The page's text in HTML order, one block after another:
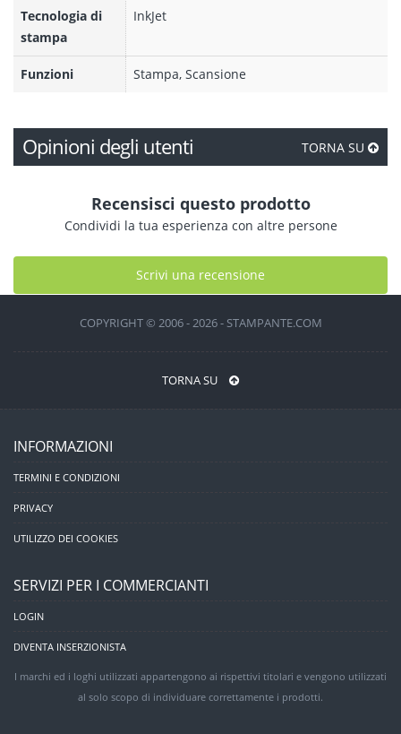
Tecnologia di
stampa
InkJet
Funzioni Stampa, Scansione
Opinioni degli utenti TORNA SU
Recensisci questo prodotto
Condividi la tua esperienza con altre persone
Scrivi una recensione
COPYRIGHT © 2006 - 2026 - STAMPANTE.COM
TORNA SU
INFORMAZIONI
TERMINI E CONDIZIONI
PRIVACY
UTILIZZO DEI COOKIES
SERVIZI PER I COMMERCIANTI
LOGIN
DIVENTA INSERZIONISTA
I marchi ed i loghi utilizzati appartengono ai rispettivi titolari e vengono utilizzati
al solo scopo di individuare correttamente i prodotti.